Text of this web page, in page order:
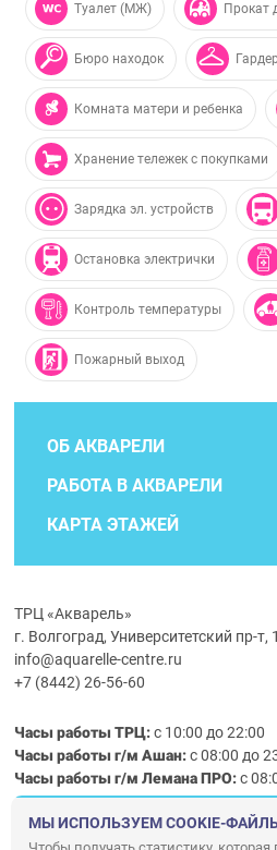
Туалет (МЖ) Прокат
Бюро находок
Комната матери и ребенка
Хранение тележек с покупками
Зарядка эл. устройств
Остановка электрички
Контроль температуры
Пожарный выход
ОБ АКВАРЕЛИ
РАБОТА В АКВАРЕЛИ
КАРТА ЭТАЖЕЙ
ТРЦ «Акварель»
г. Волгоград, Университетский пр-т,
info@aquarelle-centre.ru
+7 (8442) 26-56-60
Часы работы ТРЦ:с 10:00 до 22:00
Часы работы г/м Ашан:с 08:00 до
Часы работыг/мЛемана ПРО:с
Правила посещения ТРЦ
МЫ ИСПОЛЬЗУЕМ COOKIE-